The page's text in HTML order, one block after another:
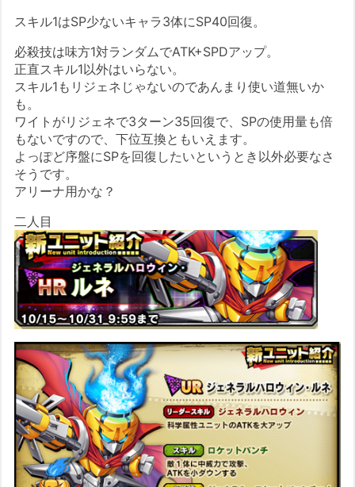
スキル1はSP少ないキャラ3体にSP40回復。
必殺技は味方1対ランダムでATK+SPDアップ。
正直スキル1以外はいらない。
スキル1もリジェネじゃないのであんまり使い道無いか
も。
ワイトがリジェネで3ターン35回復で、SPの使用量も倍
もないですので、下位互換ともいえます。
よっぽど序盤にSPを回復したいというとき以外必要なさ
そうです。
アリーナ用かな？
二人目